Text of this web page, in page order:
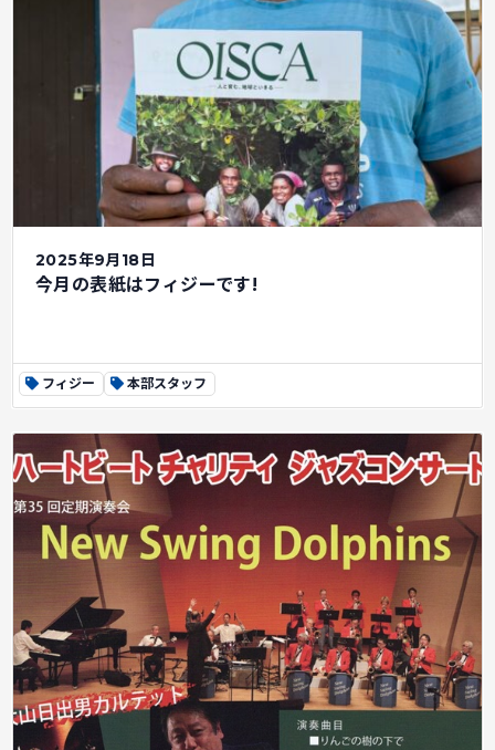
2025年9月18日
今月の表紙はフィジーです!
フィジー 本部スタッフ